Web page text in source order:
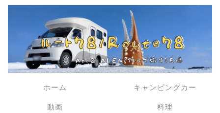
ホーム キャンピングカー
動画 料理